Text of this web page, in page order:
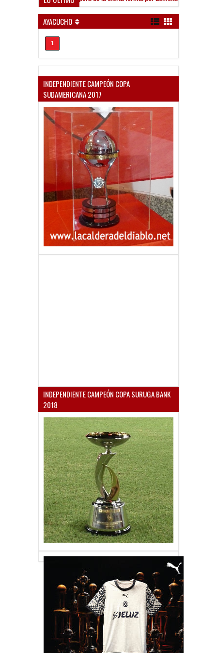
AYACUCHO
1
INDEPENDIENTE CAMPEÓN COPA
SUDAMERICANA 2017
INDEPENDIENTE CAMPEÓN COPA SURUGA BANK
2018